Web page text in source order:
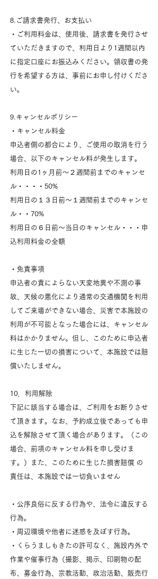
8.ご請求書発行、お支払い
・ご利用料金は、使用後、請求書を発行させ
ていただきますので、利用日より1週間以内
に指定口座にお振込みください。領収書の発
行を希望する方は、事前にお申し付けくださ
い。
9.キャンセルポリシー
・キャンセル料金
申込者側の都合により、ご使用の取消を行う
場合、以下のキャンセル料が発生します。
利用日の1ヶ月前～２週間前までのキャンセ
ル・・・・50%
利用日の１３日前～１週間前までのキャンセ
ル・・70%
利用日の６日前～当日のキャンセル・・・申
込利用料金の全額
・免責事項
申込者の責によらない天変地異や不測の事
故、天候の悪化により通常の交通機関を利用
してご来場ができない場合、災害で本施設の
利用が不可能となった場合には、キャンセル
料はかかりません。但し、このために申込者
に生じた一切の損害について、本施設では賠
償いたしません。
10．利用解除
下記に該当する場合は、ご利用をお断りさせ
て頂きます。なお、予約成立後であっても申
込を解除させて頂く場合があります。（この
場合、前項のキャンセル料を申し受けま
す。）また、このために生じた損害賠償 の
責任は、本施設では一切負いません
・公序良俗に反する行為や、法令に違反する
行為。
・周辺環境や他者に迷惑を及ぼす行為。
・くらうましもきたの許可なく、施設内外で
作業や催事行為（撮影、掲示、印刷物の配
布、募金行為、宗教活動、政治活動、販売行